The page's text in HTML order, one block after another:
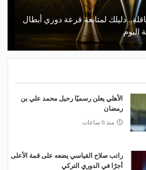
دليلك لمتابعة قرعة دوري أبطال
اليوم
الأهلي يعلن رسميًا رحيل محمد علي بن
رمضان
منذ 6 ساعات
راتب صلاح القياسي يضعه على قمة الأعلى
أجرًا في الدوري التركي